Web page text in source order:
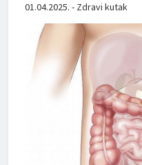
01.04.2025. - Zdravi kutak